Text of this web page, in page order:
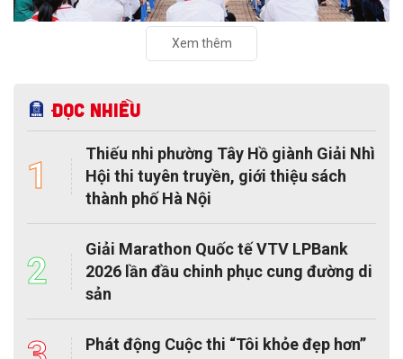
Xem thêm
Đọc nhiều
1
Thiếu nhi phường Tây Hồ giành Giải Nhì
Hội thi tuyên truyền, giới thiệu sách
thành phố Hà Nội
2
Giải Marathon Quốc tế VTV LPBank
2026 lần đầu chinh phục cung đường di
sản
Phát động Cuộc thi “Tôi khỏe đẹp hơn”